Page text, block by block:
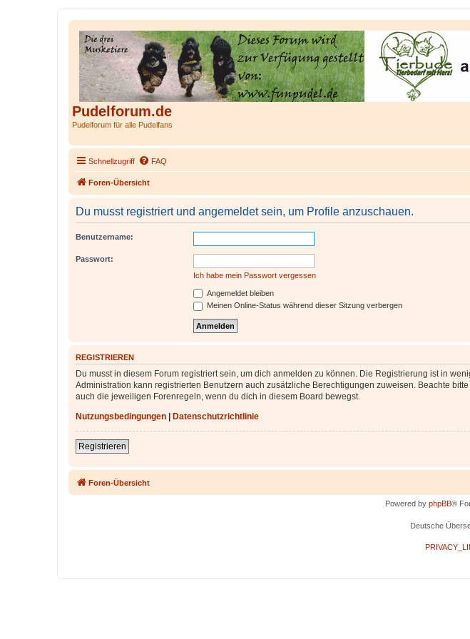
Pudelforum.de
Pudelforum für alle Pudelfans
Schnellzugriff FAQ
Foren-Übersicht
Du musst registriert und angemeldet sein, um Profile anzuschauen.
Benutzername:
Passwort:
Ich habe mein Passwort vergessen
Angemeldet bleiben
Meinen Online-Status während dieser Sitzung verbergen
REGISTRIEREN
Du musst in diesem Forum registriert sein, um dich anmelden zu können. Die Registrierung ist in
Administration kann registrierten Benutzern auch zusätzliche Berechtigungen zuweisen. Beachte
auch die jeweiligen Forenregeln, wenn du dich in diesem Board bewegst.
Nutzungsbedingungen
Datenschutzrichtlinie
Registrieren
Foren-Übersicht
Powered by phpBB®
Deutsche